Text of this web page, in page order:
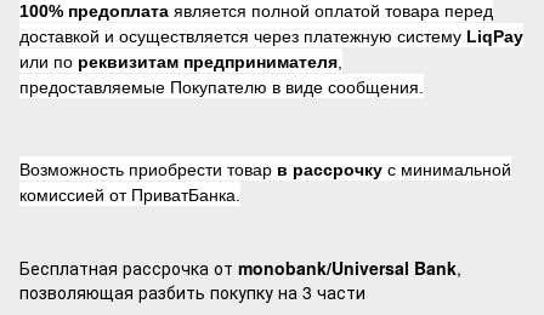
100% предоплата является полной оплатой товара перед
доставкой и осуществляется через платежную систему LiqPay
или по реквизитам предпринимателя
предоставляемые Покупателю в виде сообщения.
Возможность приобрести товар в рассрочку с минимальной
комиссией от ПриватБанка.
Бесплатная рассрочка от monobank/Universal Bank,
позволяющая разбить покупку на 3 части